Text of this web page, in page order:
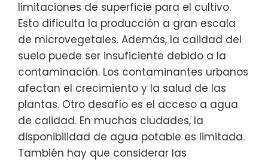
limitaciones de superficie para el cultivo.
Esto dificulta la producción a gran escala
de microvegetales. Además, la calidad del
suelo puede ser insuficiente debido a la
contaminación. Los contaminantes urbanos
afectan el crecimiento y la salud de las
plantas. Otro desafío es el acceso a agua
de calidad. En muchas ciudades, la
disponibilidad de agua potable es limitada.
También hay que considerar las